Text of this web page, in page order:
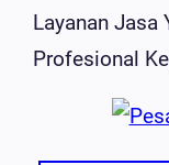
Layanan Jasa
Profesional